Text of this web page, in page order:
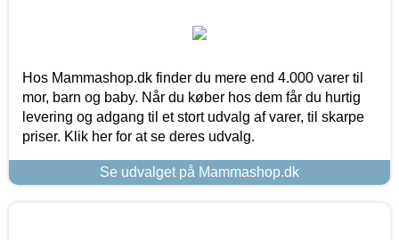
Hos Mammashop.dk finder du mere end 4.000 varer til
mor, barn og baby. Når du køber hos dem får du hurtig
levering og adgang til et stort udvalg af varer, til skarpe
priser. Klik her for at se deres udvalg.
Se udvalget på Mammashop.dk